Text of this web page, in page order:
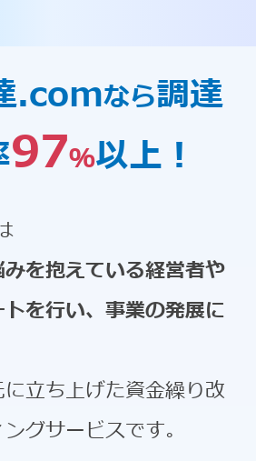
.comなら調達
97％以上！
みを抱えている経営者や
を行い、事業の発展に
立ち上げた資金繰り改
グサービスです。